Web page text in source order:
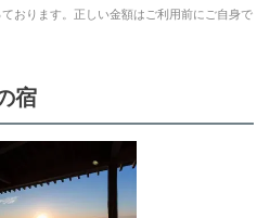
おります。正しい金額はご利用前にご自身で
宿